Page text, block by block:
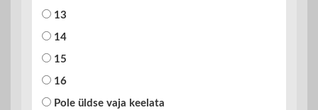
13
14
15
16
Pole üldse vaja keelata